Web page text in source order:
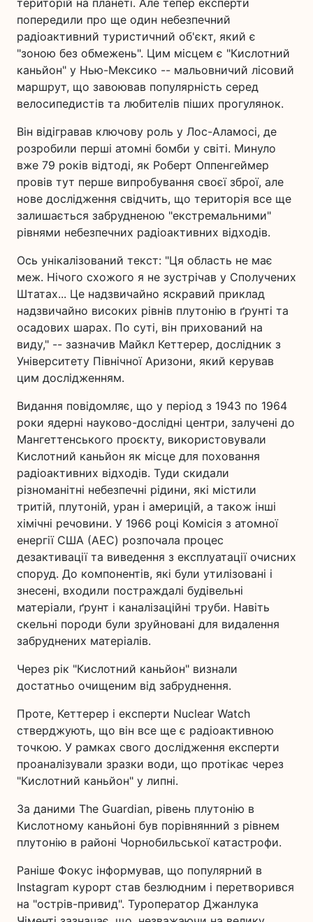
територій на планеті. Але тепер експерти
попередили про ще один небезпечний
радіоактивний туристичний об'єкт, який є
"зоною без обмежень". Цим місцем є "Кислотний
каньйон" у Нью-Мексико -- мальовничий лісовий
маршрут, що завоював популярність серед
велосипедистів та любителів піших прогулянок.
Він відігравав ключову роль у Лос-Аламосі, де
розробили перші атомні бомби у світі. Минуло
вже 79 років відтоді, як Роберт Оппенгеймер
провів тут перше випробування своєї зброї, але
нове дослідження свідчить, що територія все ще
залишається забрудненою "екстремальними"
рівнями небезпечних радіоактивних відходів.
Ось унікалізований текст: "Ця область не має
меж. Нічого схожого я не зустрічав у Сполучених
Штатах... Це надзвичайно яскравий приклад
надзвичайно високих рівнів плутонію в ґрунті та
осадових шарах. По суті, він прихований на
виду," -- зазначив Майкл Кеттерер, дослідник з
Університету Північної Аризони, який керував
цим дослідженням.
Видання повідомляє, що у період з 1943 по 1964
роки ядерні науково-дослідні центри, залучені до
Мангеттенського проєкту, використовували
Кислотний каньйон як місце для поховання
радіоактивних відходів. Туди скидали
різноманітні небезпечні рідини, які містили
тритій, плутоній, уран і америцій, а також інші
хімічні речовини. У 1966 році Комісія з атомної
енергії США (AEC) розпочала процес
дезактивації та виведення з експлуатації очисних
споруд. До компонентів, які були утилізовані і
знесені, входили постраждалі будівельні
матеріали, ґрунт і каналізаційні труби. Навіть
скельні породи були зруйновані для видалення
забруднених матеріалів.
Через рік "Кислотний каньйон" визнали
достатньо очищеним від забруднення.
Проте, Кеттерер і експерти Nuclear Watch
стверджують, що він все ще є радіоактивною
точкою. У рамках свого дослідження експерти
проаналізували зразки води, що протікає через
"Кислотний каньйон" у липні.
За даними The Guardian, рівень плутонію в
Кислотному каньйоні був порівнянний з рівнем
плутонію в районі Чорнобильської катастрофи.
Раніше Фокус інформував, що популярний в
Instagram курорт став безлюдним і перетворився
на "острів-привид". Туроператор Джанлука